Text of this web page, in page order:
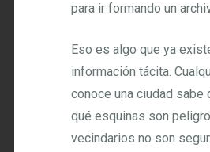
para ir formando un
Eso es algo que ya
información tácita.
conoce una ciudad sabe
qué esquinas son
vecindarios no son